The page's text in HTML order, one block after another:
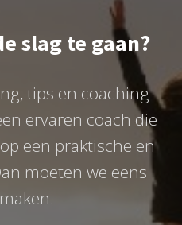
slag te gaan?
tips en coaching
ervaren coach die
een praktische en
moeten we eens